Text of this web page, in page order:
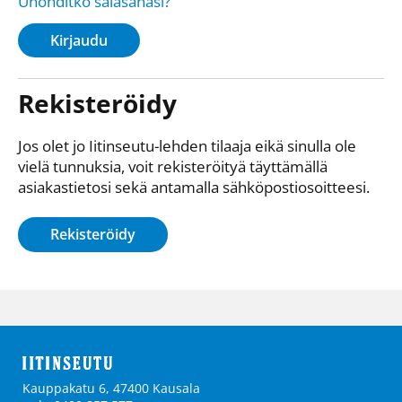
Kirjaudu
Rekisteröidy
Jos olet jo Iitinseutu-lehden tilaaja eikä sinulla ole
vielä tunnuksia, voit rekisteröityä täyttämällä
asiakastietosi sekä antamalla sähkö­posti­osoitteesi.
Rekisteröidy
Kauppakatu 6, 47400 Kausala